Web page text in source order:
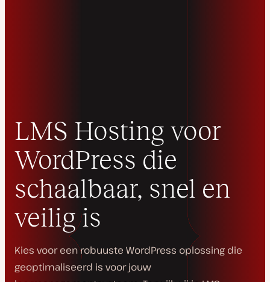
LMS Hosting voor
WordPress die
schaalbaar, snel en
veilig is
Kies voor een robuuste WordPress oplossing die
geoptimaliseerd is voor jouw